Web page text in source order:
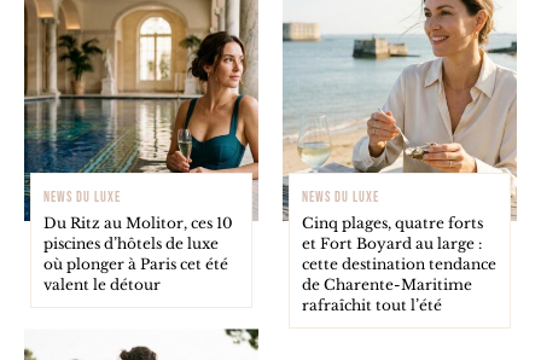
NEWS DU LUXE
Du Ritz au Molitor, ces 10
piscines d’hôtels de luxe
où plonger à Paris cet été
valent le détour
NEWS DU LUXE
Cinq plages, quatre forts
et Fort Boyard au large :
cette destination tendance
de Charente-Maritime
rafraîchit tout l’été